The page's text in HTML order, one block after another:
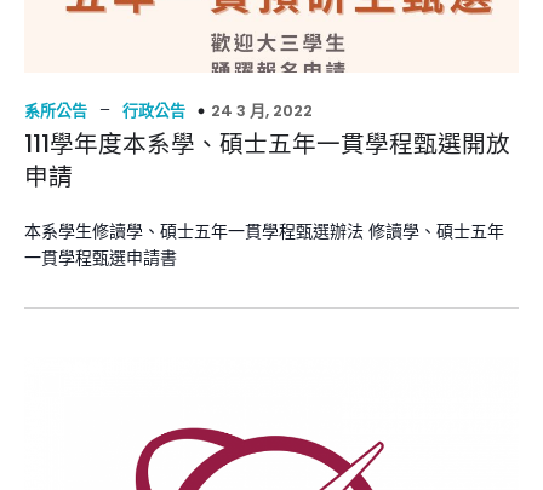
系所公告 – 行政公告 24 3 月, 2022
111學年度本系學、碩士五年一貫學程甄選開放
申請
本系學生修讀學、碩士五年一貫學程甄選辦法 修讀學、碩士五年
一貫學程甄選申請書